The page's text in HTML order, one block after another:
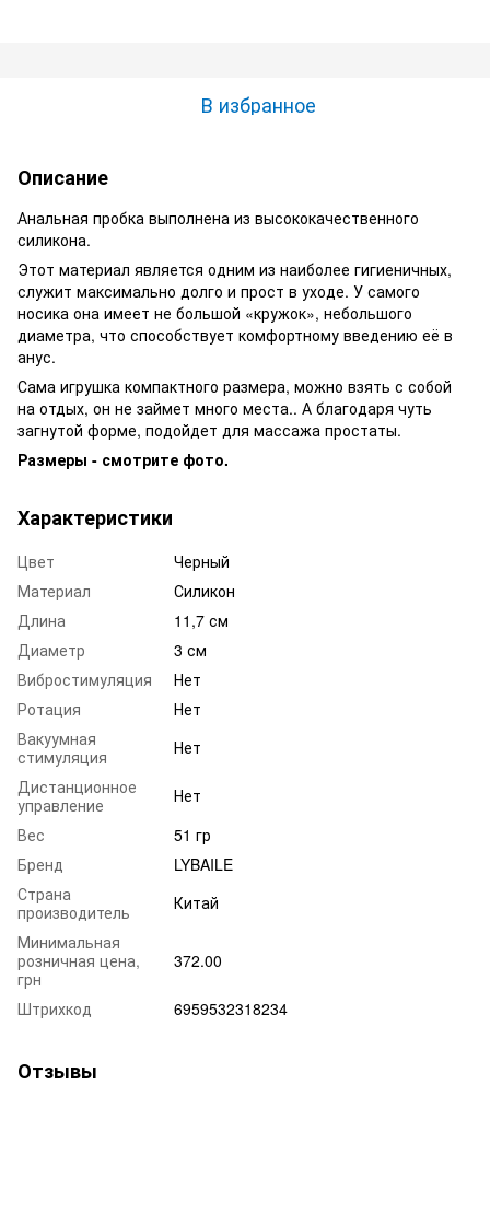
В избранное
Описание
Анальная пробка выполнена из высококачественного
силикона.
Этот материал является одним из наиболее гигиеничных,
служит максимально долго и прост в уходе. У самого
носика она имеет не большой «кружок», небольшого
диаметра, что способствует комфортному введению её в
анус.
Сама игрушка компактного размера, можно взять с собой
на отдых, он не займет много места.. А благодаря чуть
загнутой форме, подойдет для массажа простаты.
Размеры - смотрите фото.
Характеристики
Цвет
Черный
Материал
Силикон
Длина
11,7 см
Диаметр
3 см
Вибростимуляция
Нет
Ротация
Нет
Вакуумная
стимуляция
Нет
Дистанционное
управление
Нет
Вес
51 гр
Бренд
LYBAILE
Страна
производитель
Китай
Минимальная
розничная цена,
грн
372.00
Штрихкод 6959532318234
Отзывы